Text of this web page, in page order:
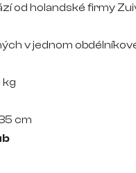
od holandské firmy
v jednom
kg
cm